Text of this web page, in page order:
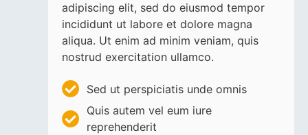
adipiscing elit, sed do eiusmod tempor
incididunt ut labore et dolore magna
aliqua. Ut enim ad minim veniam, quis
nostrud exercitation ullamco.
Sed ut perspiciatis unde omnis
Quis autem vel eum iure
reprehenderit